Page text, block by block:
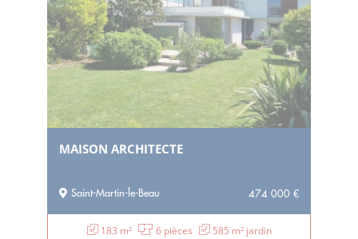
MAISON ARCHITECTE
Saint-Martin-le-Beau 474 000 €
183 m² 6 pièces 585 m² jardin